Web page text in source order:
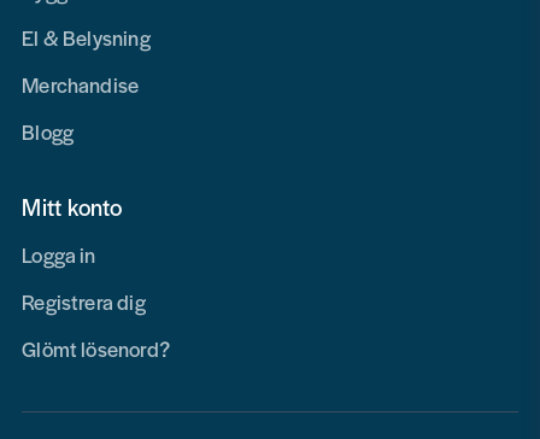
El & Belysning
Merchandise
Blogg
Mitt konto
Logga in
Registrera dig
Glömt lösenord?